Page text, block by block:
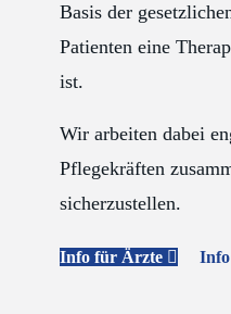
Basis der
Patienten eine
ist.
Wir arbeiten dabei
Pflegekräften
sicherzustellen.
Info für Ärzte